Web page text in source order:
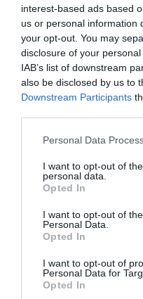
interest-based ads based
us or personal information
your opt-out. You may
disclosure of your
IAB’s list of downstream
also be disclosed by us to
Downstream Participants
Personal Data
I want to opt-out of
personal data.
Opted In
I want to opt-out of
Personal Data.
Opted In
I want to opt-out of
Personal Data for
Opted In
Gratinerade burritos
Burritos med kyckling
tortillarullar fyllda
bönor...
RECEPT